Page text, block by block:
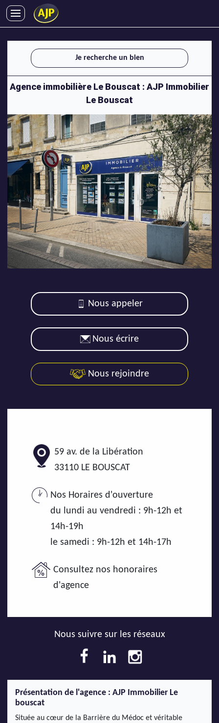
LOCATIONS
IMMOBILIER NEUF
LOCATIONS DE VACANCES
ENTREPRISES
DEVENIR FRANCHISÉ
AJP Recrute
AJP Actualités
Service Qualité Clients
Je recherche un bien
Agence immobilière Le Bouscat : AJP Immobilier
Le Bouscat
59 av. de la Libération
33110 LE BOUSCAT
Nos Horaires d'ouverture
du lundi au vendredi : 9h-12h et
14h-19h
le samedi : 9h-12h et 14h-17h
Consultez nos honoraires
d'agence
Nous appeler
Nous écrire
Nous rejoindre
Nous suivre sur les réseaux
Présentation de l'agence : AJP Immobilier Le
bouscat
Située au cœur de la Barrière du Médoc et véritable